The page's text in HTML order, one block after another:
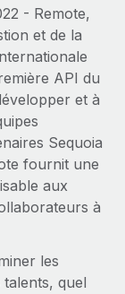
RH à
des
en
flexible
partenariat
assistées par
- Remote,
et de la
API du
et à
Sequoia
fournit une
aux
à
les
quel